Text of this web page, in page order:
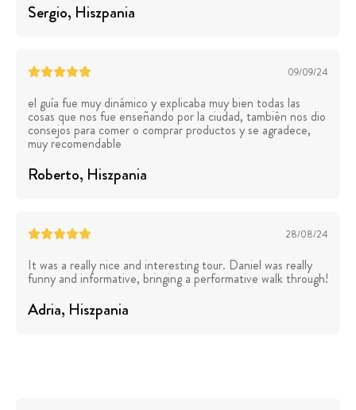
Sergio, Hiszpania
09/09/24
el guía fue muy dinámico y explicaba muy bien todas las
cosas que nos fue enseñando por la ciudad, también nos dio
consejos para comer o comprar productos y se agradece,
muy recomendable
Roberto, Hiszpania
28/08/24
It was a really nice and interesting tour. Daniel was really
funny and informative, bringing a performative walk through!
Adria, Hiszpania